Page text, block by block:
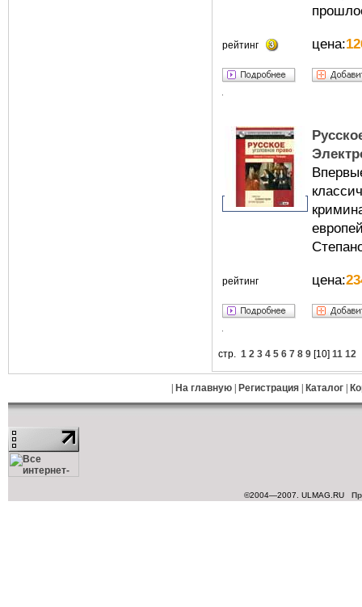
рейтинг цена:
рейтинг цена:
стр. 1 2 3 4 5 6 7 8 9 [10] 11 12
На главную| Регистрация| Каталог|
©2004—2007. ULMAG.RU